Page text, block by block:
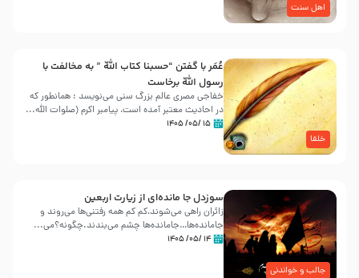
اهل سنت
خلفا
عُمَر با گفتن “حسبنا كتاب اللّه ” به مخالفت با
رسول اللّه برخاست
خفاجی مصری عالم بزرگ سنی می‌نویسد : همانطور که
در احادیث معتبر آمده است، پیامبر اکرم (صلوات اللّه...
۱۵ /۰۵/ ۱۴۰۵
جالب و خواندنی
سوزدل جا مانده‌ای از زیارت اربعین
زائران راهی می‌شوند،کم‌ کم همه رفتنی‌ها می‌روند و
جامانده‌ها…جامانده‌ها چشم می‌بندند.چگونه؟می‌...
۱۴ /۰۵/ ۱۴۰۵